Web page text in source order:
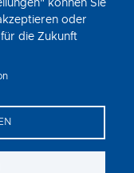
können Sie
oder
die Zukunft